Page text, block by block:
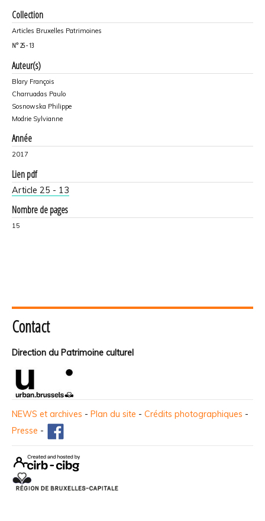
Collection
Articles Bruxelles Patrimoines
N° 25 - 13
Auteur(s)
Blary François
Charruadas Paulo
Sosnowska Philippe
Modrie Sylvianne
Année
2017
Lien pdf
Article 25 - 13
Nombre de pages
15
Contact
Direction du Patrimoine culturel
NEWS et archives - Plan du site - Crédits photographiques -
Presse -